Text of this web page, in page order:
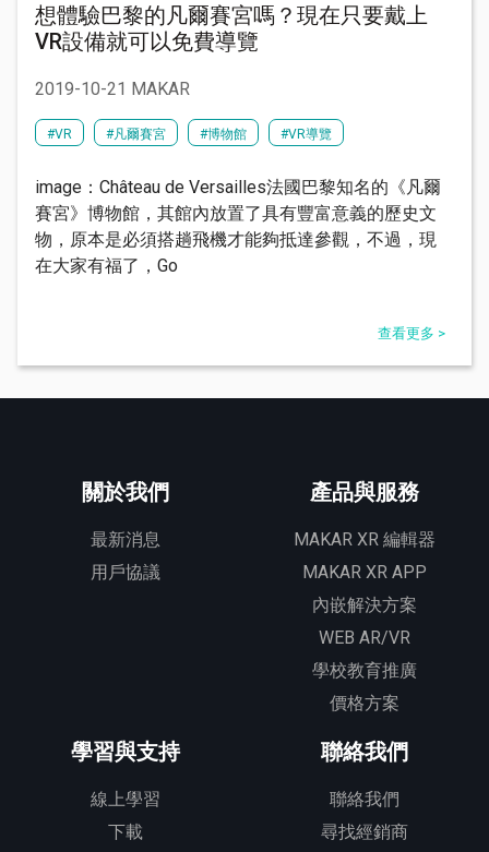
想體驗巴黎的凡爾賽宮嗎？現在只要戴上
VR設備就可以免費導覽
2019-10-21 MAKAR
#VR #凡爾賽宮 #博物館 #VR導覽
​image：Château de Versailles ​ 法國巴黎知名的《凡爾
賽宮》博物館，其館內放置了具有豐富意義的歷史文
物，原本是必須搭趟飛機才能夠抵達參觀，不過，現
在大家有福了，Go
查看更多 >
關於我們
最新消息
用戶協議
產品與服務
MAKAR XR 編輯器
MAKAR XR APP
內嵌解決方案
WEB AR/VR
學校教育推廣
價格方案
學習與支持
線上學習
下載
聯絡我們
聯絡我們
尋找經銷商